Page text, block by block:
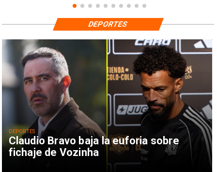
Claudio Bravo baja la euforia sobre
fichaje de Vozinha
DEPORTES
DEPORTES